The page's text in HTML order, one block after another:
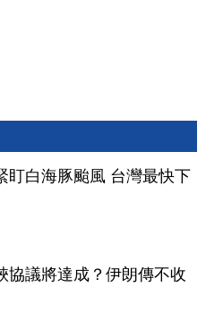
盯白海豚颱風 台灣最快下
協議將達成？伊朗傳不收